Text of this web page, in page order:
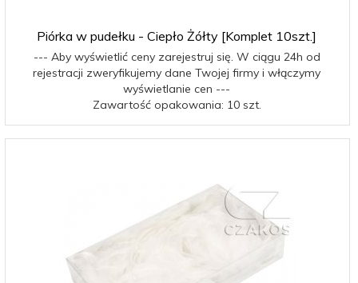
Piórka w pudełku - Ciepło Żółty [Komplet 10szt.]
--- Aby wyświetlić ceny zarejestruj się. W ciągu 24h od
rejestracji zweryfikujemy dane Twojej firmy i włączymy
wyświetlanie cen ---
Zawartość opakowania: 10 szt.